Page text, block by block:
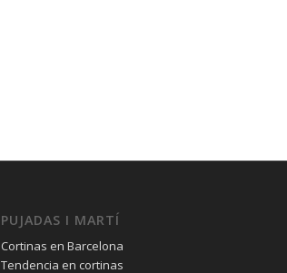
PUJADAS I MARTÍ
Cortinas en Barcelona
Tendencia en cortinas